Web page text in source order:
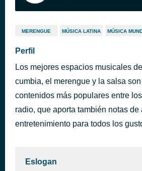
MERENGUE MÚSICA LATINA MÚSICA
Perfil
Los mejores espacios musicales
cumbia, el merengue y la salsa
contenidos más populares entre
radio, que aporta también notas de
entretenimiento para todos los
Eslogan